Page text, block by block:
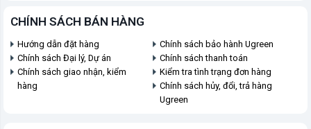
CHÍNH SÁCH BÁN HÀNG
Hướng dẫn đặt hàng
Chính sách bảo hành Ugreen
Chính sách Đại lý, Dự án
Chính sách thanh toán
Chính sách giao nhận, kiểm
hàng
Kiểm tra tình trạng đơn hàng
Chính sách hủy, đổi, trả hàng
Ugreen